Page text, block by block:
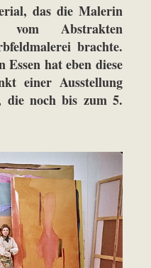
das die Malerin
vom Abstrakten
brachte.
Essen hat eben diese
einer Ausstellung
die noch bis zum 5.